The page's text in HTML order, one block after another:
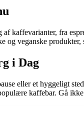
kaffevarianter, fra
og veganske produkter,
i Dag
eller et hyggeligt
kaffebar. Gå